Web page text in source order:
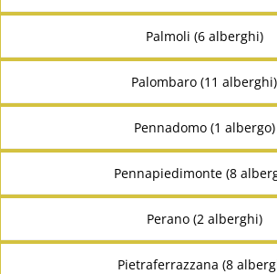
Palmoli (6 alberghi)
Palombaro (11 alberghi)
Pennadomo (1 albergo)
Pennapiedimonte (8
Perano (2 alberghi)
Pietraferrazzana (8